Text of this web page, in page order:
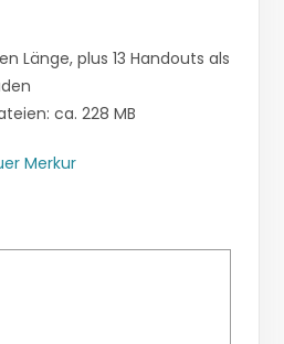
Länge, plus 13 Handouts als
ca. 228 MB
Merkur